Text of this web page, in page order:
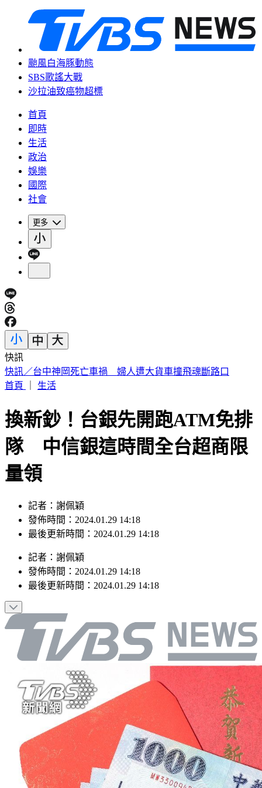
颱風白海豚動態
SBS歌謠大戰
沙拉油致癌物超標
首頁
即時
生活
政治
娛樂
國際
社會
更多
快訊
快訊／疑涉原鄉工程貪汙案 高雄市議員范織欽遭檢調約談
首頁
生活
換新鈔！台銀先開跑ATM免排
隊 中信銀這時間全台超商限
量領
記者：謝佩穎
發佈時間：2024.01.29 14:18
最後更新時間：2024.01.29 14:18
記者 ： 謝佩穎
發佈時間： 2024.01.29 14:18
最後更新時間： 2024.01.29 14:18